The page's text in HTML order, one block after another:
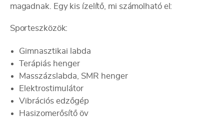
magadnak. Egy kis ízelítő, mi számolható el:
Sporteszközök:
Gimnasztikai labda
Terápiás henger
Masszázslabda, SMR henger
Elektrostimulátor
Vibrációs edzőgép
Hasizomerősítő öv